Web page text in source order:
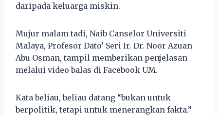
daripada keluarga miskin.
Mujur malam tadi, Naib Canselor Universiti
Malaya, Profesor Dato’ Seri Ir. Dr. Noor Azuan
Abu Osman, tampil memberikan penjelasan
melalui video balas di Facebook UM.
Kata beliau, beliau datang “bukan untuk
berpolitik, tetapi untuk menerangkan fakta.”